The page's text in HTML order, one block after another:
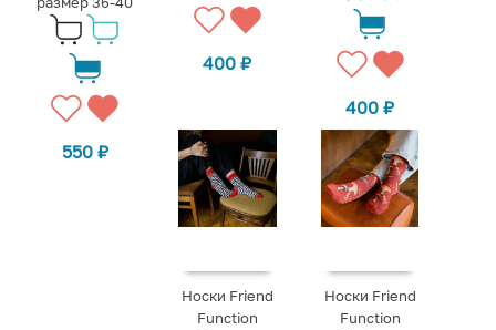
550 ₽
400₽
400₽
Носки Friend
Function
Носки Friend
Function